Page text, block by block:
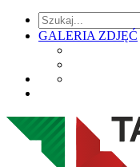
GALERIA ZDJĘĆ